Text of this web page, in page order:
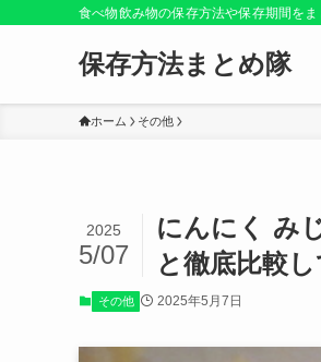
食べ物飲み物の保存方法や保存期間を
保存方法まとめ隊
ホーム その他
にんにく み
と徹底比較し
2025
5/07
その他 2025年5月7日